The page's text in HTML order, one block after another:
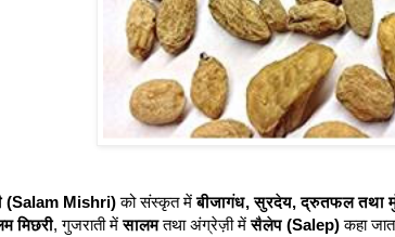
(Salam Mishri)को संस्कृत मेंबीजागंध, सुरदेय, द्रुतफल तथा
मिछरी, गुजराती मेंसालमतथा अंग्रेज़ी मेंसैलेप (Salep)कहा